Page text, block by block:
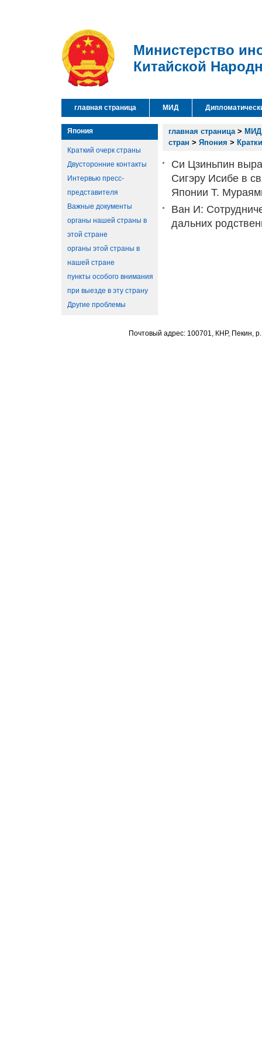
Министерство
Китайской
главная страница МИД
Япония
Краткий очерк страны
Двусторонние контакты
Интервью пресс-
представителя
Важные документы
органы нашей страны в
этой стране
органы этой страны в
нашей стране
пункты особого внимания
при выезде в эту страну
Другие проблемы
главная страница> МИД
стран > Япония >
Си Цзиньпин
Сигэру Исибе в
Японии Т.
Ван И:
дальних
Почтовый адрес: 100701, КНР, Пекин,